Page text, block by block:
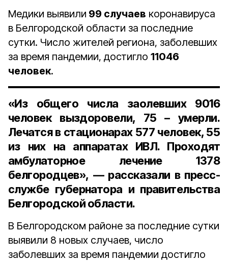
Медики выявили 99 случаев коронавируса
в Белгородской области за последние
сутки. Число жителей региона, заболевших
за время пандемии, достигло 11046
человек.
«Из общего числа заолевших 9016
человек выздоровели, 75 – умерли.
Лечатся в стационарах 577 человек, 55
из них на аппаратах ИВЛ. Проходят
амбулаторное лечение 1378
белгородцев», — рассказали в пресс-
службе губернатора и правительства
Белгородской области.
В Белгородском районе за последние сутки
выявили 8 новых случаев, число
заболевших за время пандемии достигло